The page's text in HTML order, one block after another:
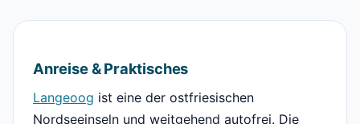
Anreise & Praktisches
Langeoog ist eine der ostfriesischen
Nordseeinseln und weitgehend autofrei. Die